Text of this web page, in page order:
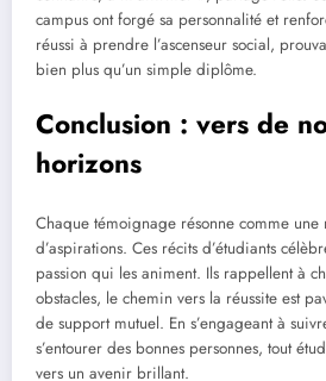
campus ont forgé sa personnalité et
réussi à prendre l’ascenseur social,
bien plus qu’un simple diplôme.
Conclusion : vers de
horizons
Chaque témoignage résonne comme une
d’aspirations. Ces récits d’étudiants
passion qui les animent. Ils rappellent à
obstacles, le chemin vers la réussite est
de support mutuel. En s’engageant à
s’entourer des bonnes personnes, tout
vers un avenir brillant.